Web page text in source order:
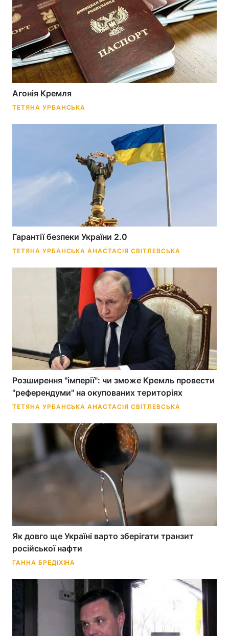
Агонія Кремля
ТЕТЯНА УРБАНСЬКА
Гарантії безпеки України 2.0
ТЕТЯНА УРБАНСЬКААНАСТАСІЯ СВІТЛЕВСЬКА
Розширення "імперії": чи зможе Кремль провести
"референдуми" на окупованих територіях
ТЕТЯНА УРБАНСЬКААНАСТАСІЯ СВІТЛЕВСЬКА
Як довго ще Україні варто зберігати транзит
російської нафти
ГАННА БРЕДІХІНА